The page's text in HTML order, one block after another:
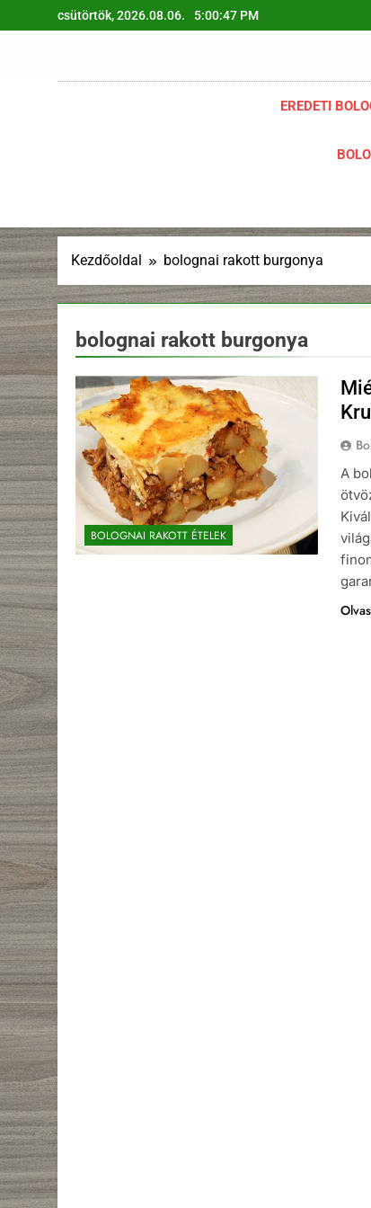
a
csütörtök, 2026.08.06. 5:00:48 PM
EREDETI
Kezdőoldal bolognai rakott burgonya
bolognai rakott burgonya
BOLOGNAI RAKOTT ÉTELEK
A